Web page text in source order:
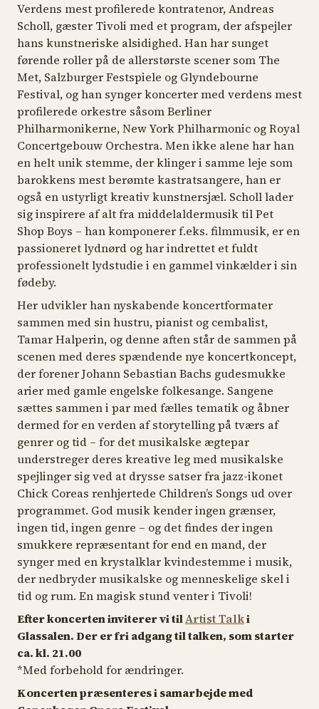
Verdens mest profilerede kontratenor, Andreas
Scholl, gæster Tivoli med et program, der afspejler
hans kunstneriske alsidighed. Han har sunget
førende roller på de allerstørste scener som The
Met, Salzburger Festspiele og Glyndebourne
Festival, og han synger koncerter med verdens mest
profilerede orkestre såsom Berliner
Philharmonikerne, New York Philharmonic og Royal
Concertgebouw Orchestra. Men ikke alene har han
en helt unik stemme, der klinger i samme leje som
barokkens mest berømte kastratsangere, han er
også en ustyrligt kreativ kunstnersjæl. Scholl lader
sig inspirere af alt fra middelaldermusik til Pet
Shop Boys – han komponerer f.eks. filmmusik, er en
passioneret lydnørd og har indrettet et fuldt
professionelt lydstudie i en gammel vinkælder i sin
fødeby.
Her udvikler han nyskabende koncertformater
sammen med sin hustru, pianist og cembalist,
Tamar Halperin, og denne aften står de sammen på
scenen med deres spændende nye koncertkoncept,
der forener Johann Sebastian Bachs gudesmukke
arier med gamle engelske folkesange. Sangene
sættes sammen i par med fælles tematik og åbner
dermed for en verden af storytelling på tværs af
genrer og tid – for det musikalske ægtepar
understreger deres kreative leg med musikalske
spejlinger sig ved at drysse satser fra jazz-ikonet
Chick Coreas renhjertede Children’s Songs ud over
programmet. God musik kender ingen grænser,
ingen tid, ingen genre – og det findes der ingen
smukkere repræsentant for end en mand, der
synger med en krystalklar kvindestemme i musik,
der nedbryder musikalske og menneskelige skel i
tid og rum. En magisk stund venter i Tivoli!
Efter koncerten inviterer vi tilArtist Talki
Glassalen. Der er fri adgang til talken, som starter
ca. kl. 21.00
*Med forbehold for ændringer.
Koncerten præsenteres i samarbejde med